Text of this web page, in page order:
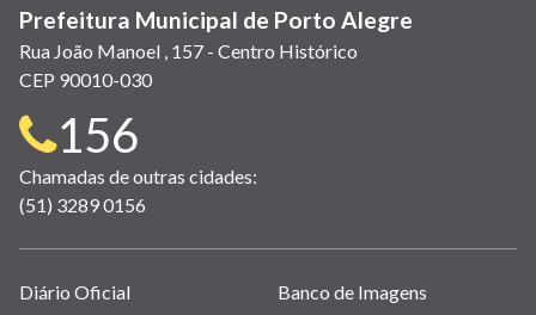
Prefeitura Municipal de Porto Alegre
Rua João Manoel , 157 - Centro Histórico
CEP 90010-030
Telefone
para
contato:
156
Chamadas de outras cidades:
(51) 3289 0156
Links
Diário Oficial Banco de Imagens